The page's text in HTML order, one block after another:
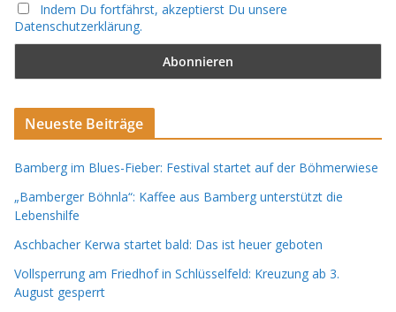
Indem Du fortfährst, akzeptierst Du unsere
Datenschutzerklärung.
Neueste Beiträge
Bamberg im Blues-Fieber: Festival startet auf der Böhmerwiese
„Bamberger Böhnla“: Kaffee aus Bamberg unterstützt die
Lebenshilfe
Aschbacher Kerwa startet bald: Das ist heuer geboten
Vollsperrung am Friedhof in Schlüsselfeld: Kreuzung ab 3.
August gesperrt